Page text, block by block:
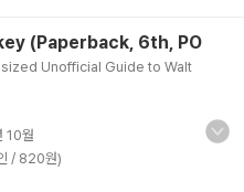
(Paperback, 6th, PO
Unofficial Guide to Walt
10월
/ 820원)